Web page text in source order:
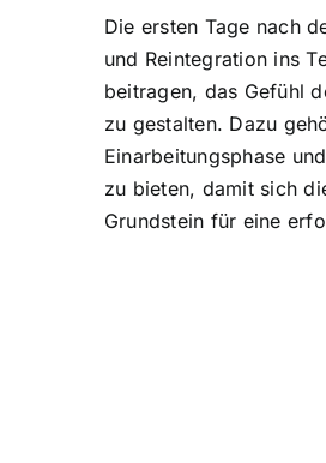
Die ersten Tage nach
und Reintegration ins
beitragen, das Gefühl
zu gestalten. Dazu
Einarbeitungsphase
zu bieten, damit sich
Grundstein für eine